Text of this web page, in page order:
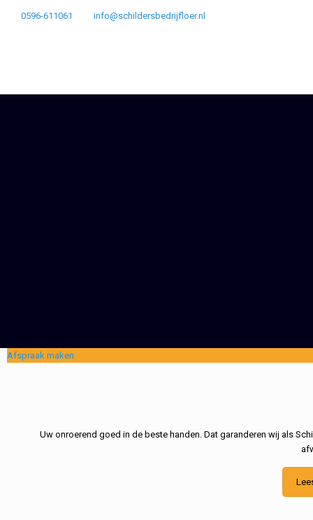
0596-611061 info@schildersbedrijfloer.nl
Afspraak maken
Uw onroerend goed in de beste handen. Dat garanderen wij als